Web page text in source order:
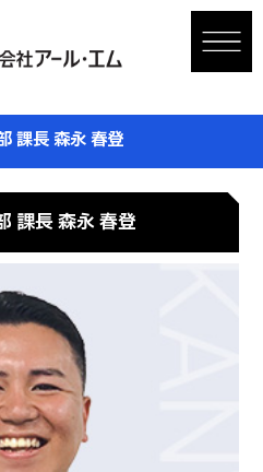
課長 森永 春登
課長森永 春登